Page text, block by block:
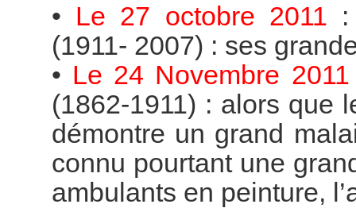
• Le 27 octobre 2011
(1911- 2007) : ses
• Le 24 Novembre 2011
(1862-1911) : alors que
démontre un grand
connu pourtant une
ambulants en peinture,